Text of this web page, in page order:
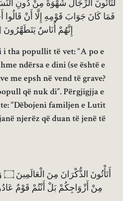
فَمَا كَانَ جَوَابَ قَوْمِهِ إِلَّا أَنْ
إِنَّهُمْ أُنَاسٌ يَتَطَهَّرُونَ
tha popullit të vet: “A po e
ndërsa e dini (se është e
me epsh në vend të grave?
që nuk di”. Përgjigjja e
“Dëbojeni familjen e Lutit
njerëz që duan të jenë të
مِنْ أَزْوَاجِكُمْ بَلْ أَنْتُمْ قَوْمٌ عَادُونَ